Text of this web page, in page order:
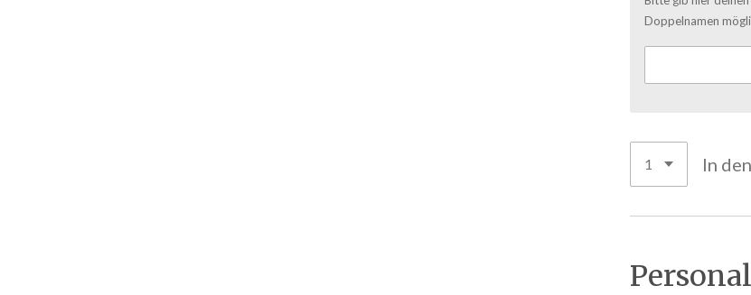
Doppelnamen
In